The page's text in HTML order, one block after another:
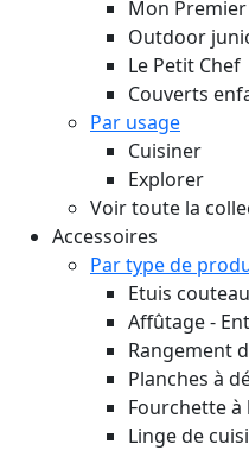
Mon
Outdoor
Le Petit Chef
Couverts
Par usage
Cuisiner
Explorer
Voir toute la
Accessoires
Par type de
Etuis
Affûtage -
Rangement
Planches à
Fourchette à
Linge de